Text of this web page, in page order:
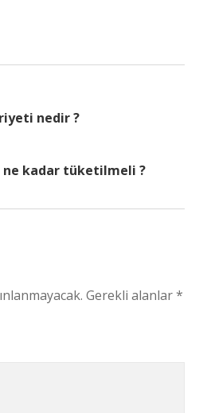
nedir ?
ne kadar tüketilmeli ?
Gerekli alanlar*